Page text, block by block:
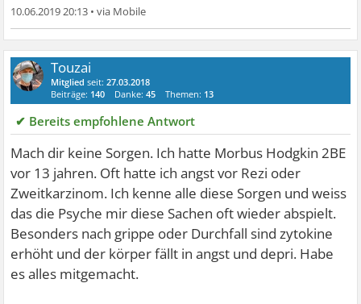
10.06.2019 20:13 •
Touzai
Mitglied seit:27.03.2018
Beiträge: 140 Danke:45 Themen: 13
✔ Bereits empfohlene Antwort
Mach dir keine Sorgen. Ich hatte Morbus Hodgkin 2BE
vor 13 jahren. Oft hatte ich angst vor Rezi oder
Zweitkarzinom. Ich kenne alle diese Sorgen und weiss
das die Psyche mir diese Sachen oft wieder abspielt.
Besonders nach grippe oder Durchfall sind zytokine
erhöht und der körper fällt in angst und depri. Habe
es alles mitgemacht.